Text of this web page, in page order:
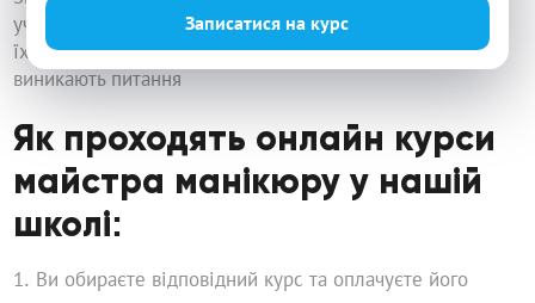
учнями навіть після закінчення навчання. Слідкуємо за
їх успіхами, допомагаємо та спрямовуємо, якщо
виникають питання
Як проходять онлайн курси
майстра манікюру у нашій
школі:
Ви обираєте відповідний курс та оплачуєте його
Записатися на курс